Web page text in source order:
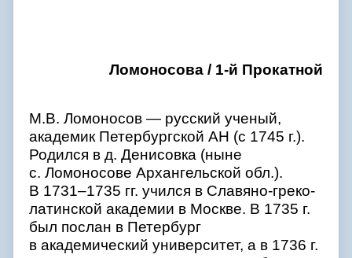
Ломоносова / 1-й Прокатной
М.В. Ломоносов — русский ученый,
академик Петербургской АН (с 1745 г.).
Родился в д. Денисовка (ныне
с. Ломоносове Архангельской обл.).
В 1731–1735 гг. учился в Славяно-греко-
латинской академии в Москве. В 1735 г.
был послан в Петербург
в академический университет, а в 1736 г.